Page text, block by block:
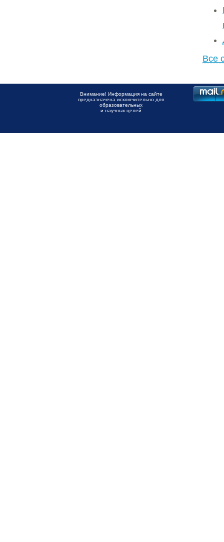
Все
Внимание! Информация на сайте
предназначена исключительно для
образовательных
и научных целей